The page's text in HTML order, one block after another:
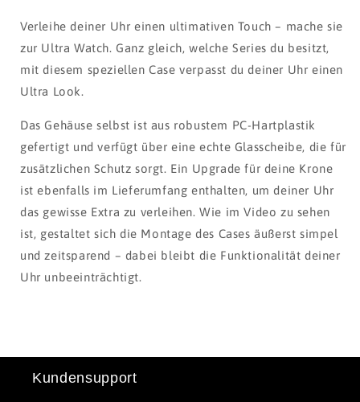
Verleihe deiner Uhr einen ultimativen Touch – mache sie
zur Ultra Watch. Ganz gleich, welche Series du besitzt,
mit diesem speziellen Case verpasst du deiner Uhr einen
Ultra Look.
Das Gehäuse selbst ist aus robustem PC-Hartplastik
gefertigt und verfügt über eine echte Glasscheibe, die für
zusätzlichen Schutz sorgt. Ein Upgrade für deine Krone
ist ebenfalls im Lieferumfang enthalten, um deiner Uhr
das gewisse Extra zu verleihen. Wie im Video zu sehen
ist, gestaltet sich die Montage des Cases äußerst simpel
und zeitsparend – dabei bleibt die Funktionalität deiner
Uhr unbeeinträchtigt.
Kundensupport